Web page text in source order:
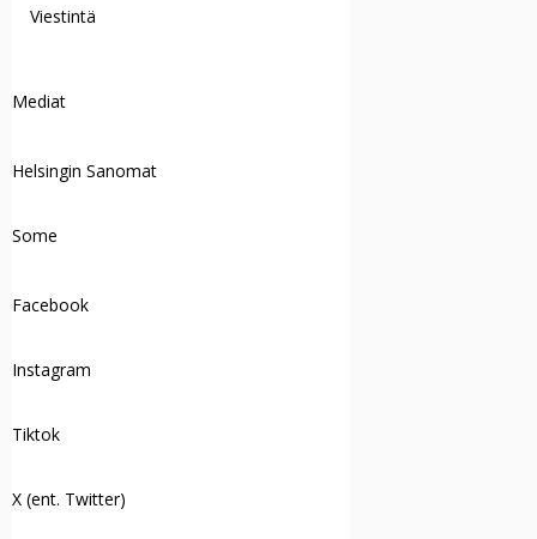
Viestintä
Mediat
Helsingin Sanomat
Some
Facebook
Instagram
Tiktok
X (ent. Twitter)